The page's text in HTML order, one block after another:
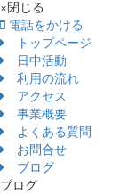
×閉じる
電話をかける
トップページ
日中活動
利用の流れ
アクセス
事業概要
よくある質問
お問合せ
ブログ
ブログ